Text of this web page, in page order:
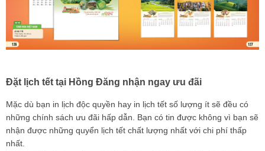
Đặt lịch tết tại Hồng Đăng nhận ngay ưu đãi
Mặc dù bạn in lịch độc quyền hay in lịch tết số lượng ít sẽ đều có
những chính sách ưu đãi hấp dẫn. Bạn có tin được không vì bạn sẽ
nhận được những quyển lịch tết chất lượng nhất với chi phí thấp
nhất.